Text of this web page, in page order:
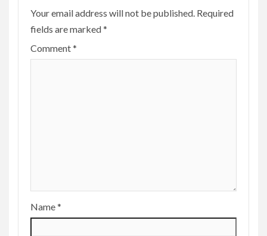
Your email address will not be published. Required
fields are marked*
Comment*
Name*